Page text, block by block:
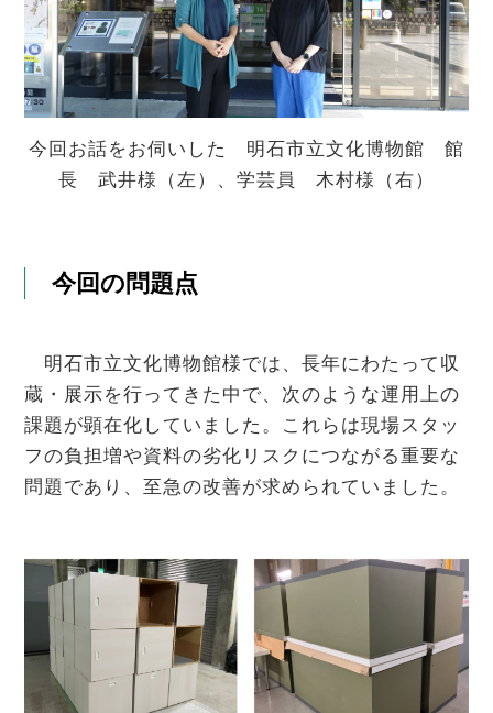
今回お話をお伺いした 明石市立文化博物館 館
長 武井様（左）、学芸員 木村様（右）
今回の問題点
明石市立文化博物館様では、長年にわたって収
蔵・展示を行ってきた中で、次のような運用上の
課題が顕在化していました。これらは現場スタッ
フの負担増や資料の劣化リスクにつながる重要な
問題であり、至急の改善が求められていました。